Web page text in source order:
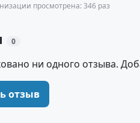
просмотрена: 346 раз
0
ни одного отзыва.
отзыв